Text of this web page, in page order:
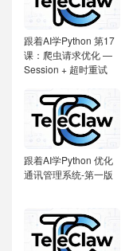
跟着AI学Python 第17
课：爬虫请求优化 —
Session + 超时重试
跟着AI学Python 优化
通讯管理系统-第一版